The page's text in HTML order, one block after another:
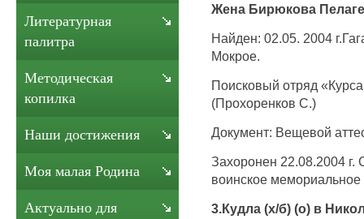
Жена Бирюкова
Найден: 02.05. 2004
Мокрое.
Поисковый отряд
(Прохоренков С.)
Документ: Вещевой
Захоронен 22.08.2004 г.
воинское мемориальное
3.Кудла (х/б) (о) в
Литературная
палитра
Методическая
копилка
Наши достижения
Моя малая Родина
Актуально для